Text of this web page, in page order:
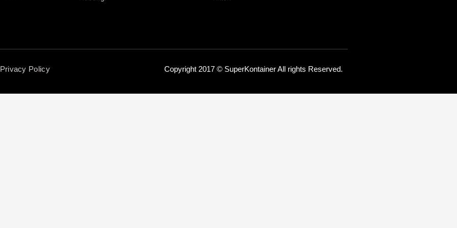
Privacy Policy Copyright 2017 © SuperKontainer All rights Reserved.